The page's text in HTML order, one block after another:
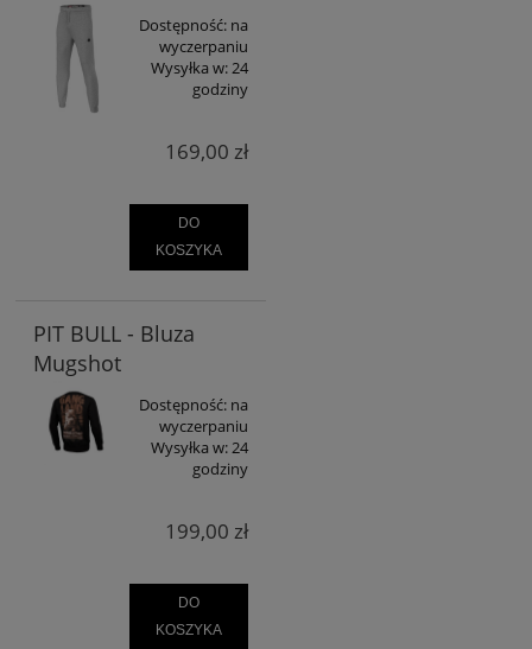
Dostępność: na
wyczerpaniu
Wysyłka w:24
godziny
169,00 zł
DO
KOSZYKA
PIT BULL - Bluza
Mugshot
Dostępność: na
wyczerpaniu
Wysyłka w:24
godziny
199,00 zł
DO
KOSZYKA